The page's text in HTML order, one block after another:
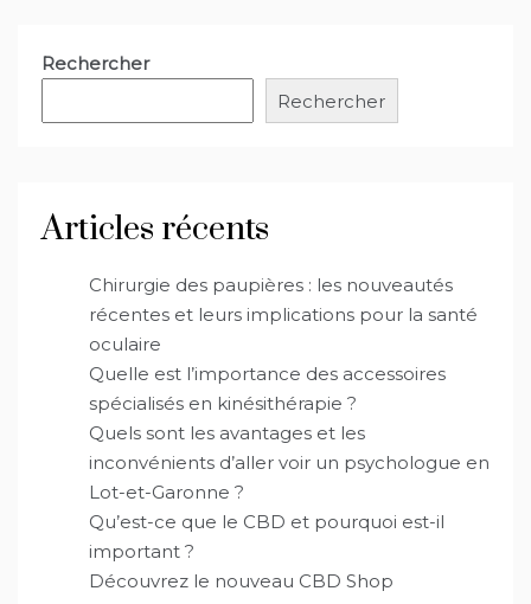
Rechercher
Rechercher
Articles récents
Chirurgie des paupières : les nouveautés
récentes et leurs implications pour la santé
oculaire
Quelle est l’importance des accessoires
spécialisés en kinésithérapie ?
Quels sont les avantages et les
inconvénients d’aller voir un psychologue en
Lot-et-Garonne ?
Qu’est-ce que le CBD et pourquoi est-il
important ?
Découvrez le nouveau CBD Shop